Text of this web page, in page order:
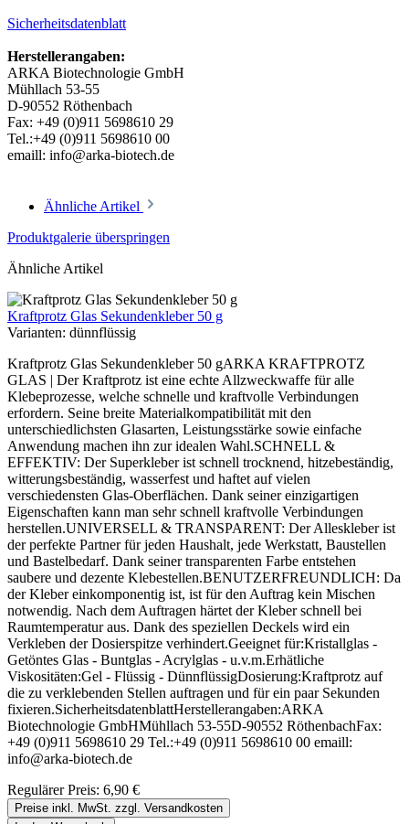
Sicherheitsdatenblatt
Herstellerangaben:
ARKA Biotechnologie GmbH
Mühllach 53-55
D-90552 Röthenbach
Fax: +49 (0)911 5698610 29
Tel.:+49 (0)911 5698610 00
emaill: info@arka-biotech.de
Ähnliche Artikel
Produktgalerie überspringen
Ähnliche Artikel
Kraftprotz Glas Sekundenkleber 50 g
Varianten: dünnflüssig
Kraftprotz Glas Sekundenkleber 50 gARKA KRAFTPROTZ
GLAS | Der Kraftprotz ist eine echte Allzweckwaffe für alle
Klebeprozesse, welche schnelle und kraftvolle Verbindungen
erfordern. Seine breite Materialkompatibilität mit den
unterschiedlichsten Glasarten, Leistungsstärke sowie einfache
Anwendung machen ihn zur idealen Wahl.SCHNELL &
EFFEKTIV: Der Superkleber ist schnell trocknend, hitzebeständig,
witterungsbeständig, wasserfest und haftet auf vielen
verschiedensten Glas-Oberflächen. Dank seiner einzigartigen
Eigenschaften kann man sehr schnell kraftvolle Verbindungen
herstellen.UNIVERSELL & TRANSPARENT: Der Alleskleber ist
der perfekte Partner für jeden Haushalt, jede Werkstatt, Baustellen
und Bastelbedarf. Dank seiner transparenten Farbe entstehen
saubere und dezente Klebestellen.BENUTZERFREUNDLICH: Da
der Kleber einkomponentig ist, ist für den Auftrag kein Mischen
notwendig. Nach dem Auftragen härtet der Kleber schnell bei
Raumtemperatur aus. Dank des speziellen Deckels wird ein
Verkleben der Dosierspitze verhindert.Geeignet für:Kristallglas -
Getöntes Glas - Buntglas - Acrylglas - u.v.m.Erhätliche
Viskositäten:Gel - Flüssig - DünnflüssigDosierung:Kraftprotz auf
die zu verklebenden Stellen auftragen und für ein paar Sekunden
fixieren.SicherheitsdatenblattHerstellerangaben:ARKA
Biotechnologie GmbHMühllach 53-55D-90552 RöthenbachFax:
+49 (0)911 5698610 29 Tel.:+49 (0)911 5698610 00 emaill:
info@arka-biotech.de
Regulärer Preis: 6,90 €
Preise inkl. MwSt. zzgl. Versandkosten